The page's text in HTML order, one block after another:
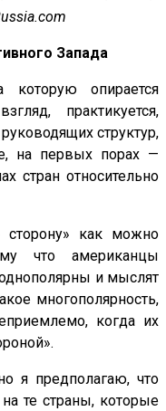
Запада
которую опирается
практикуется,
структур,
на первых порах —
стран относительно
как можно
что американцы
и мыслят
многополярность,
когда их
я предполагаю, что
те страны, которые